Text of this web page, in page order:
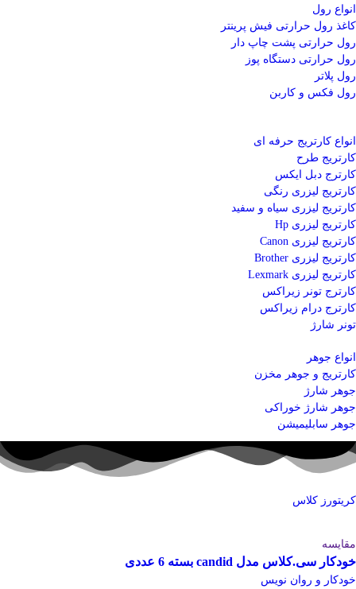
انواع رول
کاغذ رول حرارتی فیش پرینتر
رول حرارتی پشت چاپ دار
رول حرارتی دستگاه پوز
رول پلاتر
رول فکس و کاربن
انواع کارتریج حرفه ای
کارتریج طرح
کارترج دبل ایکس
کارتریج لیزری رنگی
کارتریج لیزری سیاه و سفید
کارتریج لیزری Hp
کارتریج لیزری Canon
کارتریج لیزری Brother
کارتریج لیزری Lexmark
کارترج تونر زیراکس
کارترج درام زیراکس
تونر شارژ
انواع جوهر
کارتریج و جوهر مخزن
جوهر شارژ
جوهر شارژ خوراکی
جوهر سابلیمیشن
کریتورز کلاس
مقایسه
خودکار سی.کلاس مدل candid بسته 6 عددی
خودکار و روان نویس